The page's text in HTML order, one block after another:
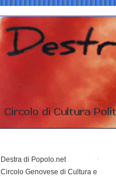
Destra di Popolo.net
Circolo Genovese di Cultura e